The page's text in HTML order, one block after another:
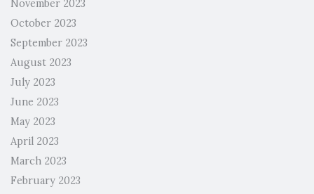
November 2023
October 2023
September 2023
August 2023
July 2023
June 2023
May 2023
April 2023
March 2023
February 2023